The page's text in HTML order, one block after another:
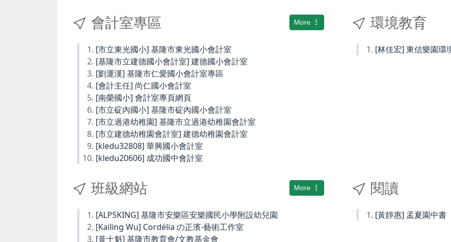
More
會計室專區
[市立東光國小] 基隆市東光國小會計室
[基隆市立建德國小會計室] 建德國小會計室
[劉運漢] 基隆市仁愛國小會計室專區
[會計主任] 尚仁國小會計室
[南榮國小] 會計室專頁網頁
[市立碇內國小] 基隆市碇內國小會計室
[市立過港幼稚園] 基隆市立過港幼稚園會計室
[市立建德幼稚園會計室] 建德幼稚園會計室
[kledu32808] 華興國小會計室
[kledu20606] 成功國中會計室
環境教育
[林佳宏] 東信樂園環
More
班級網站
[ALPSKING] 基隆市安樂區安樂國民小學附設幼兒園
[Kailing Wu] Cordélia の正濱-藝術工作室
[黃士魁] 基隆市教育會/文教基金會
閱讀
[黃靜惠] 孟夏園中書